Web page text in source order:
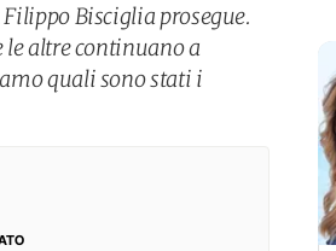
Bisciglia prosegue.
altre continuano a
quali sono stati i